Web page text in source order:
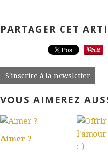
PARTAGER CET
S'inscrire à la newsletter
VOUS AIMEREZ
Aimer ?